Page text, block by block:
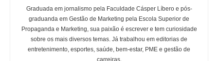
Graduada em jornalismo pela Faculdade Cásper Líbero e pós-
graduanda em Gestão de Marketing pela Escola Superior de
Propaganda e Marketing, sua paixão é escrever e tem curiosidade
sobre os mais diversos temas. Já trabalhou em editorias de
entretenimento, esportes, saúde, bem-estar, PME e gestão de
carreiras.